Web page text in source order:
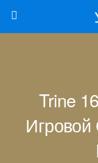
Trine
Игровой